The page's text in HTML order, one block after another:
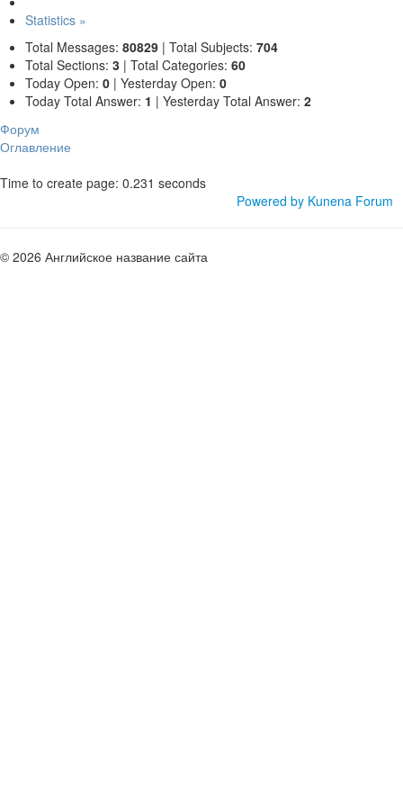
Statistics »
Total Messages: 80829 | Total Subjects: 704
Total Sections: 3 | Total Categories: 60
Today Open: 0 | Yesterday Open: 0
Today Total Answer: 1 | Yesterday Total Answer: 2
Форум
Оглавление
Time to create page: 0.231 seconds
Powered by Kunena Forum
© 2026 Английское название сайта